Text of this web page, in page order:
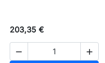
203,35 €
 